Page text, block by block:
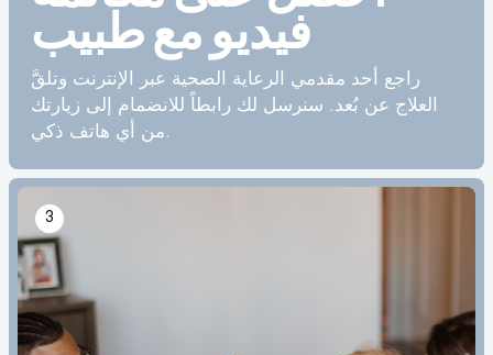
فيديو مع طبيب
راجع أحد مقدمي الرعاية الصحية عبر الإنترنت وتلقَّ
العلاج عن بُعد. سنرسل لك رابطاً للانضمام إلى زيارتك
من أي هاتف ذكي.
3